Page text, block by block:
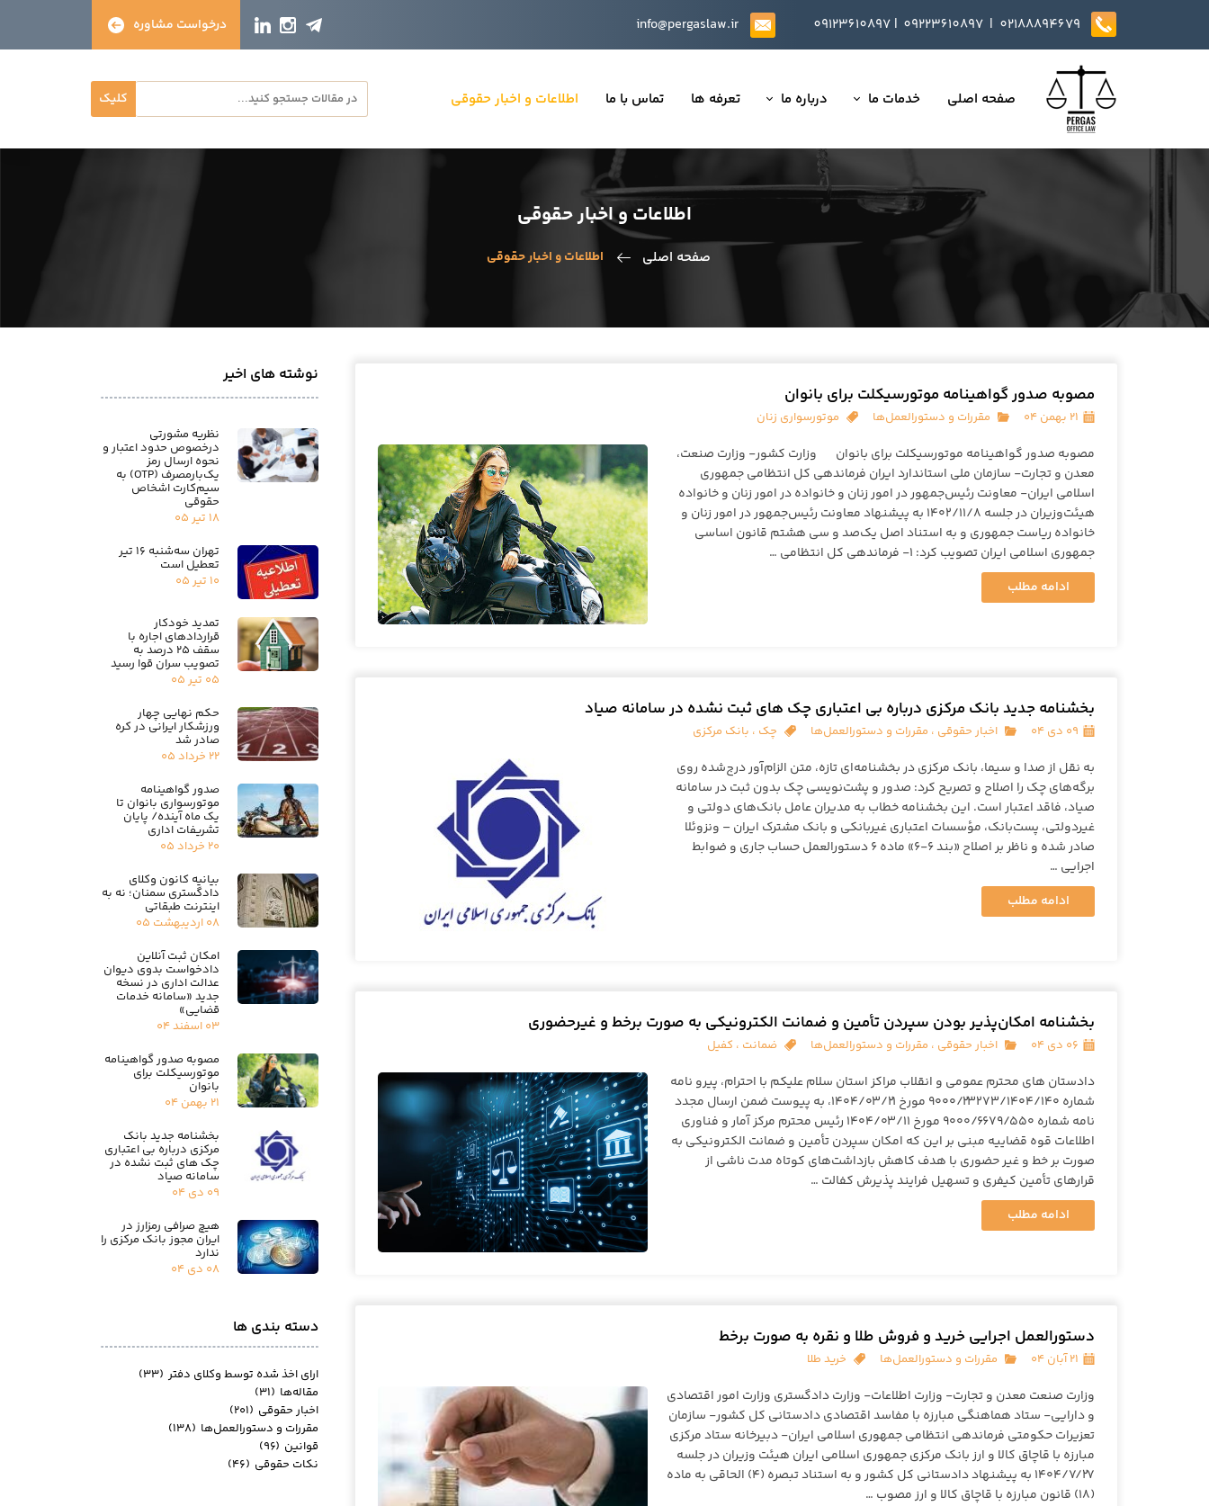
کلیک صفحه اصلی خدمات ما
تمامی خدمات
وکالت در دعاوی
درباره ما
داستان ما
تاییدیه‌ها
تعرفه ها تماس با ما اطلاعات و اخبار حقوقی
09123610897| 09223610897​​​​​​​ | 02188894679 درخواست مشاوره info@pergaslaw.ir
اطلاعات و اخبار حقوقی
صفحه اصلی اطلاعات و اخبار حقوقی
مصوبه صدور گواهینامه موتورسیکلت برای بانوان
۲۱ بهمن ۰۴ مقررات و دستورالعمل‌ها موتورسواری زنان
مصوبه صدور گواهینامه موتورسیکلت برای بانوان وزارت کشور- وزارت صنعت،
معدن و تجارت- سازمان ملی استاندارد ایران فرماندهی کل انتظامی جمهوری
اسلامی ایران- معاونت رئیس‌جمهور در امور زنان و خانواده در امور زنان و خانواده
هیئت‌وزیران در جلسه ۱۴۰۲/۱۱/۸ به پیشنهاد معاونت رئیس‌جمهور در امور زنان و
خانواده ریاست جمهوری و به استناد اصل یک‌صد و سی هشتم قانون اساسی
جمهوری اسلامی ایران تصویب کرد: ۱- فرماندهی کل انتظامی …
ادامه مطلب
بخشنامه جدید بانک مرکزی درباره بی اعتباری چک های ثبت نشده در سامانه صیاد
۰۹ دی ۰۴ اخبار حقوقی ، مقررات و دستورالعمل‌ها چک ، بانک مرکزی
به نقل از صدا و سیما، بانک مرکزی در بخشنامه‌ای تازه، متن الزام‌آور درج‌شده روی
برگه‌های چک را اصلاح و تصریح کرد: صدور و پشت‌نویسی چک بدون ثبت در سامانه
صیاد، فاقد اعتبار است. این بخشنامه خطاب به مدیران عامل بانک‌های دولتی و
غیردولتی، پست‌بانک، مؤسسات اعتباری غیربانکی و بانک مشترک ایران – ونزوئلا
صادر شده و ناظر بر اصلاح «بند ۶-۶» ماده ۶ دستورالعمل حساب جاری و ضوابط
اجرایی …
ادامه مطلب
بخشنامه امکان‌پذیر بودن سپردن تأمین و ضمانت الکترونیکی به صورت برخط و غیرحضوری
۰۶ دی ۰۴ اخبار حقوقی ، مقررات و دستورالعمل‌ها ضمانت ، کفیل
دادستان های محترم عمومی و انقلاب مراکز استان سلام علیکم با احترام، پیرو نامه
شماره ۹۰۰۰/۲۳۲۷۳/۱۴۰۴/۱۴۰ مورخ ۱۴۰۴/۰۳/۲۱، به پیوست ضمن ارسال مجدد
نامه شماره ۹۰۰۰/۶۶۷۹/۵۵۰ مورخ ۱۴۰۴/۰۳/۱۱ رئیس محترم مرکز آمار و فناوری
اطلاعات قوه قضاییه مبنی بر این که امکان سپردن تأمین و ضمانت الکترونیکی به
صورت بر خط و غیر حضوری با هدف کاهش بازداشت‌های کوتاه مدت ناشی از
قرارهای تأمین کیفری و تسهیل فرایند پذیرش کفالت …
ادامه مطلب
دستورالعمل اجرایی خرید و فروش طلا و نقره به صورت برخط
۲۱ آبان ۰۴ مقررات و دستورالعمل‌ها خرید طلا
وزارت صنعت معدن و تجارت- وزارت اطلاعات- وزارت دادگستری وزارت امور اقتصادی
و دارایی- ستاد هماهنگی مبارزه با مفاسد اقتصادی دادستانی کل کشور- سازمان
تعزیرات حکومتی فرماندهی انتظامی جمهوری اسلامی ایران- دبیرخانه ستاد مرکزی
مبارزه با قاچاق کالا و ارز بانک مرکزی جمهوری اسلامی ایران هیئت وزیران در جلسه
۱۴۰۴/۷/۲۷ به پیشنهاد دادستانی کل کشور و به استناد تبصره (۴) الحاقی به ماده
(۱۸) قانون مبارزه با قاچاق کالا و ارز مصوب …
نوشته های اخیر
نظریه مشورتی
درخصوص حدود اعتبار و
نحوه ارسال رمز
یک‌بارمصرف (OTP) به
سیم‌کارت اشخاص
حقوقی
۱۸ تیر ۰۵
تهران سه‌شنبه ۱۶ تیر
تعطیل است
۱۰ تیر ۰۵
تمدید خودکار
قراردادهای اجاره با
سقف ۲۵ درصد به
تصویب سران قوا رسید
۰۵ تیر ۰۵
حکم نهایی چهار
ورزشکار ایرانی در کره
صادر شد
۲۲ خرداد ۰۵
صدور گواهینامه
موتورسواری بانوان تا
یک ماه آینده/ پایان
تشریفات اداری
۲۰ خرداد ۰۵
بیانیه کانون وکلای
دادگستری سمنان؛ نه به
اینترنت طبقاتی
۰۸ اردیبهشت ۰۵
امکان ثبت آنلاین
دادخواست بدوی دیوان
عدالت اداری در نسخه
جدید «سامانه خدمات
قضایی»
۰۳ اسفند ۰۴
مصوبه صدور گواهینامه
موتورسیکلت برای
بانوان
۲۱ بهمن ۰۴
بخشنامه جدید بانک
مرکزی درباره بی اعتباری
چک های ثبت نشده در
سامانه صیاد
۰۹ دی ۰۴
هیچ صرافی رمزارز در
ایران مجوز بانک مرکزی را
ندارد
۰۸ دی ۰۴
دسته بندی ها
ارای اخذ شده توسط وکلای دفتر (۳۳)
مقاله‌ها (۳۱)
اخبار حقوقی (۲۰۱)
مقررات و دستورالعمل‌ها (۱۳۸)
قوانین (۹۶)
نکات حقوقی (۴۶)